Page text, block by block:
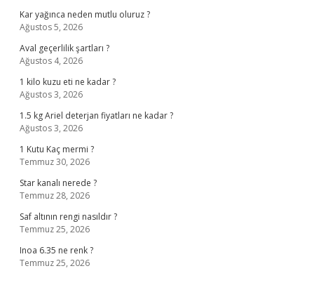
Kar yağınca neden mutlu oluruz ?
Ağustos 5, 2026
Aval geçerlilik şartları ?
Ağustos 4, 2026
1 kilo kuzu eti ne kadar ?
Ağustos 3, 2026
1.5 kg Ariel deterjan fiyatları ne kadar ?
Ağustos 3, 2026
1 Kutu Kaç mermi ?
Temmuz 30, 2026
Star kanalı nerede ?
Temmuz 28, 2026
Saf altının rengi nasıldır ?
Temmuz 25, 2026
Inoa 6.35 ne renk ?
Temmuz 25, 2026